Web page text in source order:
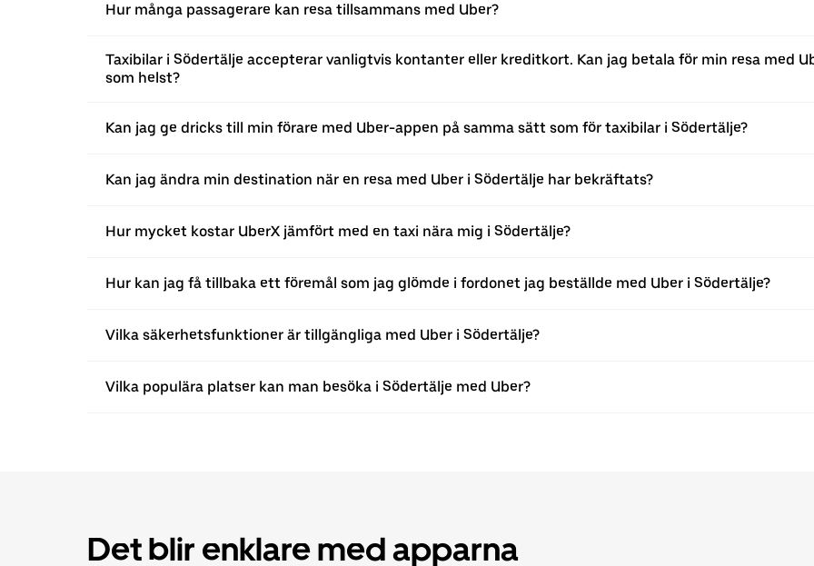
Hur många passagerare kan resa tillsammans med Uber?
Taxibilar i Södertälje accepterar vanligtvis kontanter eller kreditkort. Kan jag betala för min resa med
som helst?
Kan jag ge dricks till min förare med Uber-appen på samma sätt som för taxibilar i Södertälje?
Kan jag ändra min destination när en resa med Uber i Södertälje har bekräftats?
Hur mycket kostar UberX jämfört med en taxi nära mig i Södertälje?
Hur kan jag få tillbaka ett föremål som jag glömde i fordonet jag beställde med Uber i Södertälje?
Vilka säkerhetsfunktioner är tillgängliga med Uber i Södertälje?
Vilka populära platser kan man besöka i Södertälje med Uber?
Det blir enklare med apparna